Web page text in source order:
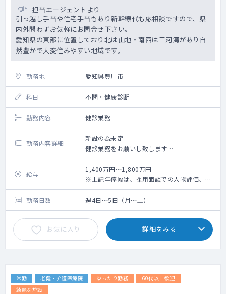
担当エージェントより
引っ越し手当や住宅手当もあり新幹線代も応相談ですので、県
内外問わずお気軽にお問合せ下さい。
愛知県の東部に位置しており北は山地・南西は三河湾があり自
然豊かで大変住みやすい地域です。
勤務地 愛知県豊川市
科目 不問・健康診断
勤務内容 健診業務
勤務内容詳細
新設の為未定
健診業務をお願いし致します
1：受診者の診察（火・金曜日午後健診有、
15：00～16：30）
2：問診、聴打診
3：健診判定
4：検査結果説明
5：健診スタッフとの連携
6：健診事業運営・品質向上への参画
電子カルテ（メーカー：CSI-ミライズ）
健診システム（タック）
給与
1,400万円～1,800万円
※上記年俸幅は、採用面談での人物評価、業
務内容詳細、個々スキルに応じて最終決定さ
せていただきます。
勤務日数 週4日～5日（月～土）
お気に入り 詳細をみる
常勤 老健・介護医療院 ゆったり勤務
60代以上歓迎
綺麗な施設